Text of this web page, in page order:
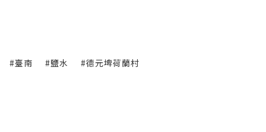
#臺南 #鹽水 #德元埤荷蘭村